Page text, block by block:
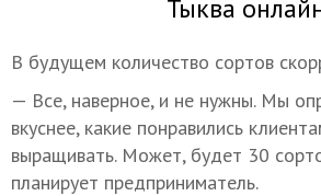
Тыква
В будущем количество сортов
— Все, наверное, и не нужны. Мы
вкуснее, какие понравились
выращивать. Может, будет 30
планирует предприниматель.